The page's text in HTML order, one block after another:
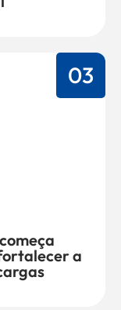
03
a